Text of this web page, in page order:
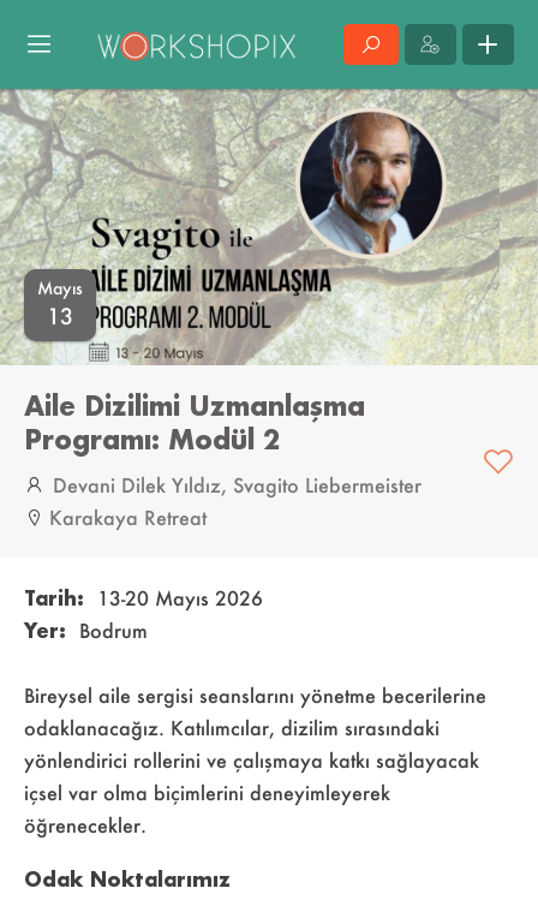
Mayıs
13
Aile Dizilimi Uzmanlaşma
Programı: Modül 2
Devani Dilek Yıldız, Svagito Liebermeister
Karakaya Retreat
Tarih:
13-20 Mayıs 2026
Yer:
Bodrum
Bireysel aile sergisi seanslarını yönetme becerilerine
odaklanacağız. Katılımcılar, dizilim sırasındaki
yönlendirici rollerini ve çalışmaya katkı sağlayacak
içsel var olma biçimlerini deneyimleyerek
öğrenecekler.
Odak Noktalarımız